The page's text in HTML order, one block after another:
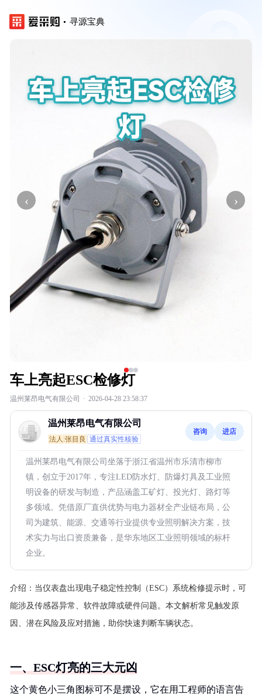
寻源宝典
‹ ›
车上亮起ESC检修灯
温州莱昂电气有限公司 · 2026-04-28 23:58:37
温州莱昂电气有限公司
法人:张目良 通过真实性核验
咨询 进店
温州莱昂电气有限公司坐落于浙江省温州市乐清市柳市
镇，创立于2017年，专注LED防水灯、防爆灯具及工业照
明设备的研发与制造，产品涵盖工矿灯、投光灯、路灯等
多领域。凭借原厂直供优势与电力器材全产业链布局，公
司为建筑、能源、交通等行业提供专业照明解决方案，技
术实力与出口资质兼备，是华东地区工业照明领域的标杆
企业。
介绍： 当仪表盘出现电子稳定性控制（ESC）系统检修提示时，可
能涉及传感器异常、软件故障或硬件问题。本文解析常见触发原
因、潜在风险及应对措施，助你快速判断车辆状态。
一、ESC灯亮的三大元凶
这个黄色小三角图标可不是摆设，它在用工程师的语言告